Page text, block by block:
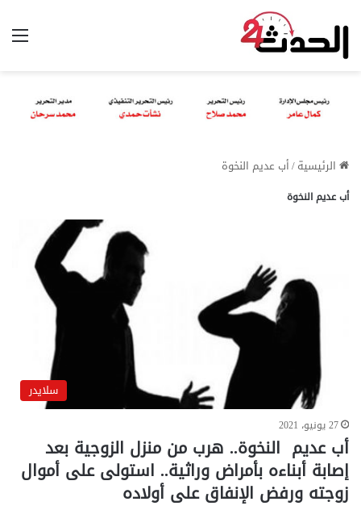
الرئيسية/أب عديم النخوة
أب عديم النخوة
سلايدر
27 يونيو، 2021
أب عديم النخوة.. هرب من منزل الزوجية بعد
إصابة أبناءه بأمراض وراثية.. استولى على أموال
زوجته ورفض الإنفاق على أولاده